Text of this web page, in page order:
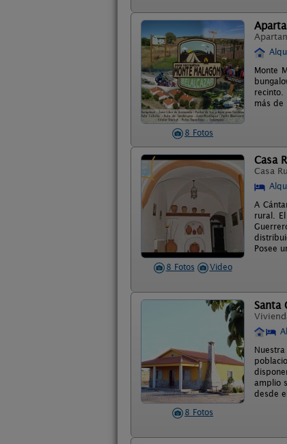
8 Fotos
Monte
recinto.
más de
8 Fotos Video
Casa
Casa
A
rural.
Posee
8 Fotos
Santa
amplio
desde